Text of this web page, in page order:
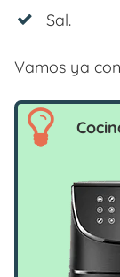
Sal.
Vamos ya